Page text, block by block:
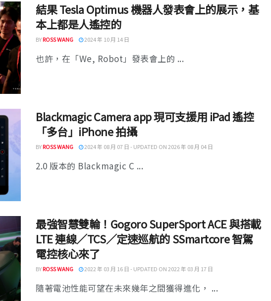
結果 Tesla Optimus 機器人發表會上的展示，基
本上都是人遙控的
BYROSS WANG 2024 年 10 月 14 日
也許，在「We, Robot」發表會上的 ...
Blackmagic Camera app 現可支援用 iPad 遙控
「多台」iPhone 拍攝
BYROSS WANG 2024 年 08 月 07 日 - UPDATED ON 2026 年 08 月 04 日
2.0 版本的 Blackmagic C ...
最強智慧雙輪！Gogoro SuperSport ACE 與搭載
LTE 連線／TCS／定速巡航的 SSmartcore 智駕
電控核心來了
BYROSS WANG 2022 年 03 月 16 日 - UPDATED ON 2022 年 03 月 17 日
隨著電池性能可望在未來幾年之間獲得進化， ...